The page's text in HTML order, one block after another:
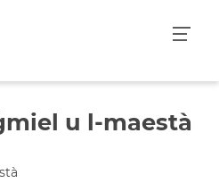
u l-maestà